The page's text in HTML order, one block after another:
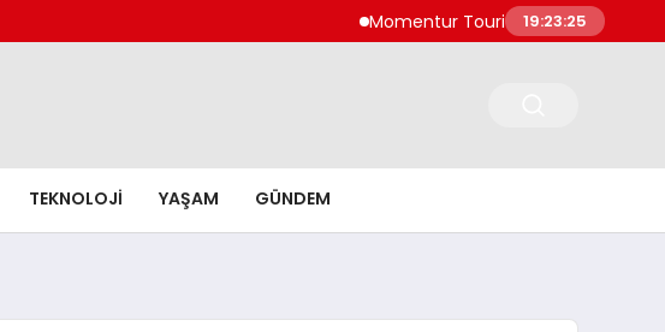
Momentur Tourism & Travel, Dubai
19:23:26
TEKNOLOJI YAŞAM GÜNDEM